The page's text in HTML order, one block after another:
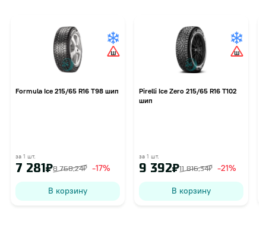
Formula Ice 215/65 R16 T98 шип
за 1 шт.
7 281₽8 768,24₽ -17%
В корзину
Pirelli Ice Zero 215/65 R16 T102
шип
за 1 шт.
9 392₽11 816,34₽ -21%
В корзину